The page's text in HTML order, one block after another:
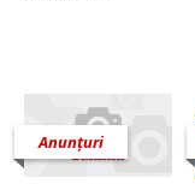
Anunțuri